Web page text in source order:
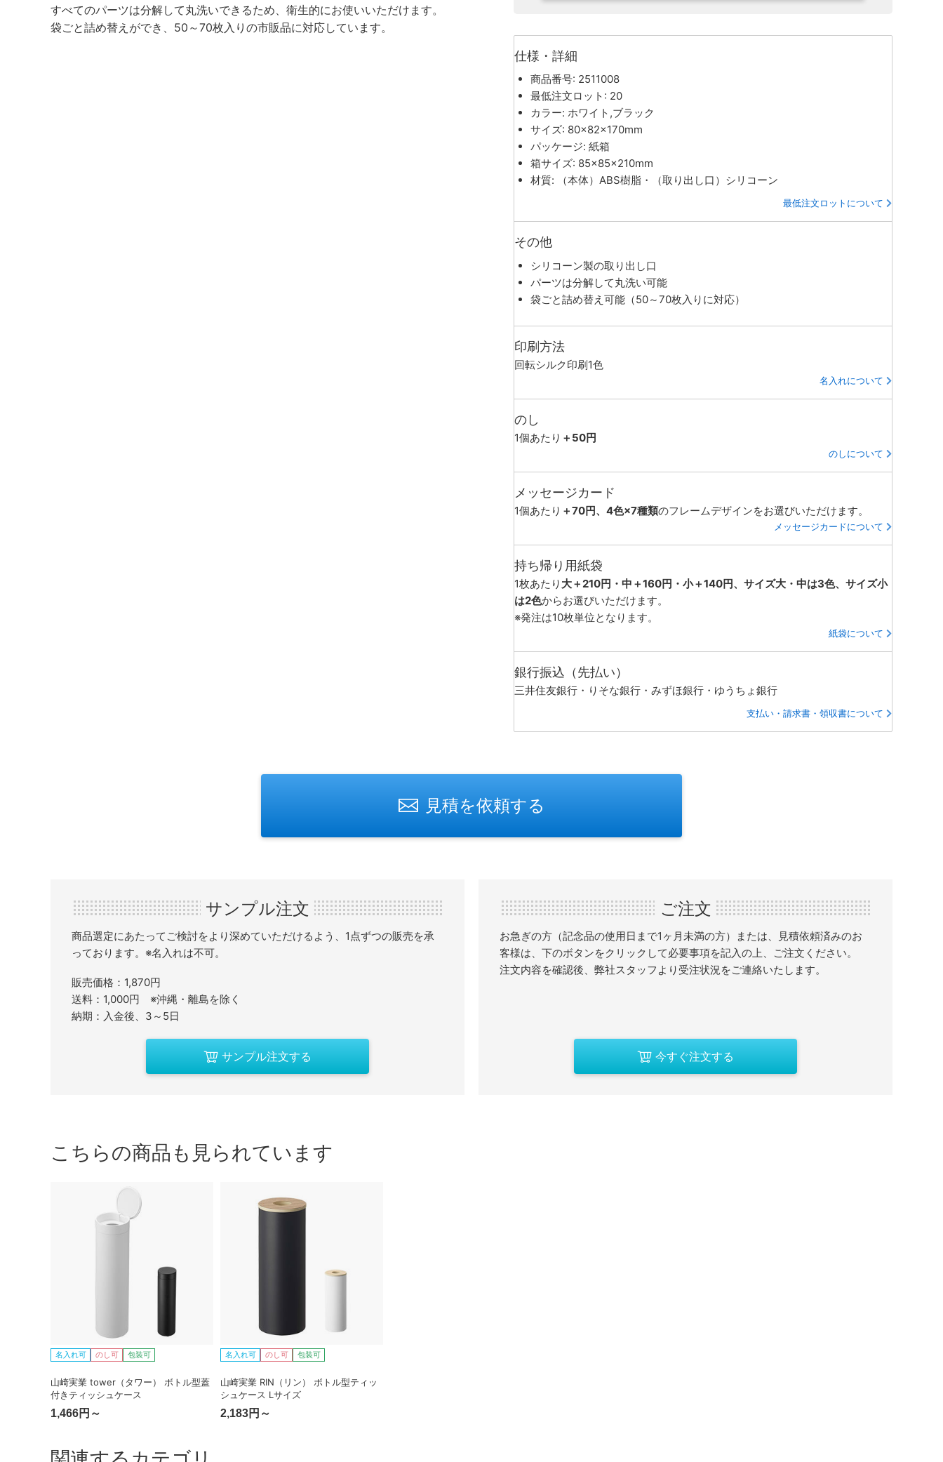
すべてのパーツは分解して丸洗いできるため、衛生的にお使いいただけます。
袋ごと詰め替えができ、50～70枚入りの市販品に対応しています。
仕様・詳細
商品番号: 2511008
最低注文ロット: 20
カラー: ホワイト,ブラック
サイズ: 80×82×170mm
パッケージ: 紙箱
箱サイズ: 85×85×210mm
材質: （本体）ABS樹脂・（取り出し口）シリコーン
最低注文ロットについて
その他
シリコーン製の取り出し口
パーツは分解して丸洗い可能
袋ごと詰め替え可能（50～70枚入りに対応）
印刷方法
回転シルク印刷1色
名入れについて
のし
1個あたり ＋50円
のしについて
メッセージカード
1個あたり ＋70円、4色×7種類のフレームデザインをお選びいただけます。
メッセージカードについて
持ち帰り用紙袋
1枚あたり 大＋210円・中＋160円・小＋140円、サイズ大・中は3色、サイズ小
は2色からお選びいただけます。
※発注は10枚単位となります。
紙袋について
銀行振込（先払い）
三井住友銀行・りそな銀行・みずほ銀行・ゆうちょ銀行
支払い・請求書・領収書について
見積を依頼する
サンプル注文
商品選定にあたってご検討をより深めていただけるよう、1点ずつの販売を承
っております。※名入れは不可。
販売価格：1,870円
送料：1,000円 ※沖縄・離島を除く
納期：入金後、3～5日
サンプル注文する
ご注文
お急ぎの方（記念品の使用日まで1ヶ月未満の方）または、見積依頼済みのお
客様は、下のボタンをクリックして必要事項を記入の上、ご注文ください。
注文内容を確認後、弊社スタッフより受注状況をご連絡いたします。
今すぐ注文する
こちらの商品も見られています
名入れ可 のし可 包装可
山崎実業 tower（タワー） ボトル型蓋
付きティッシュケース
1,466円～
名入れ可 のし可 包装可
山崎実業 RIN（リン） ボトル型ティッ
シュケース Lサイズ
2,183円～